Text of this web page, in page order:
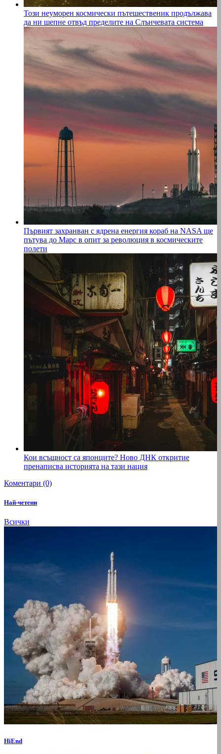
Този неуморен космически пътешественик продължава
да ни шепне отвъд пределите на Слънчевата система
Първият захранван с ядрена енергия кораб на NASA ще
пътува до Марс в опит за революция в космическите
полети
Кои всъщност са японците? Ново ДНК откритие
пренаписва историята на тази нация
Коментари (0)
Най-четени
Всички
HiEnd